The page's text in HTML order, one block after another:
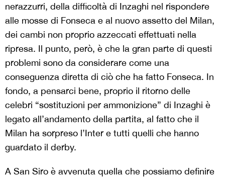
nerazzurri, della difficoltà di Inzaghi nel rispondere
alle mosse di Fonseca e al nuovo assetto del Milan,
dei cambi non proprio azzeccati effettuati nella
ripresa. Il punto, però, è che la gran parte di questi
problemi sono da considerare come una
conseguenza diretta di ciò che ha fatto Fonseca. In
fondo, a pensarci bene, proprio il ritorno delle
celebri “sostituzioni per ammonizione” di Inzaghi è
legato all’andamento della partita, al fatto che il
Milan ha sorpreso l’Inter e tutti quelli che hanno
guardato il derby.
A San Siro è avvenuta quella che possiamo definire